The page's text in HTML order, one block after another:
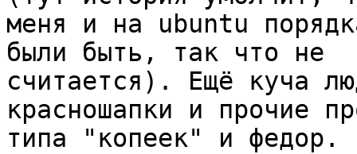
меня и на ubuntu
были быть, так что не
считается). Ещё куча
красношапки и прочие
типа "копеек" и федор.